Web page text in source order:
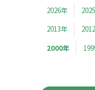
2026年
2013年
2000年